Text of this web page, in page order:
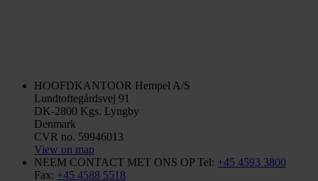
HOOFDKANTOOR Hempel A/S
Lundtoftegårdsvej 91
DK-2800 Kgs. Lyngby
Denmark
CVR no. 59946013
View on map
NEEM CONTACT MET ONS OP Tel: +45 4593 3800
Fax: +45 4588 5518